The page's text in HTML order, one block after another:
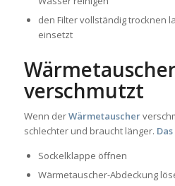
den Filter vollständig trocknen
einsetzt
verschmutzt
Wenn derWärmetauscher
schlechter und braucht länger.
Sockelklappe öffnen
Wärmetauscher-Abdeckung